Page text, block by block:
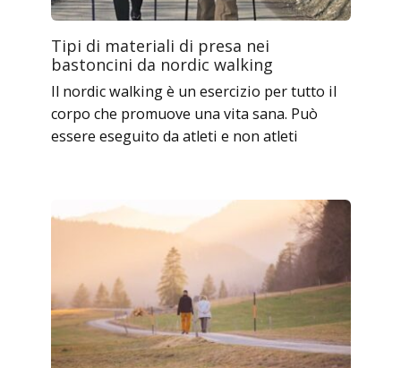
Tipi di materiali di presa nei
bastoncini da nordic walking
Il nordic walking è un esercizio per tutto il
corpo che promuove una vita sana. Può
essere eseguito da atleti e non atleti